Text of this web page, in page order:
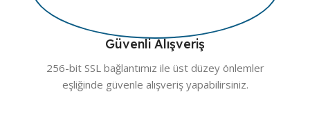
Güvenli Alışveriş
256-bit SSL bağlantımız ile üst düzey önlemler
eşliğinde güvenle alışveriş yapabilirsiniz.